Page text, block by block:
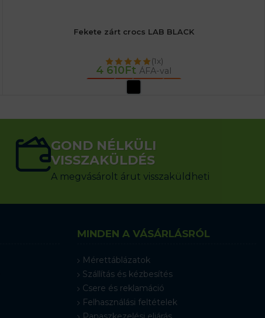
Fekete zárt crocs LAB BLACK
(1x)
4 610Ft ÁFA-val
OPCIÓK VÁLASZTÁSA
GOND NÉLKÜLI
VISSZAKÜLDÉS
A megvásárolt árut visszaküldheti
MINDEN A VÁSÁRLÁSRÓL
Mérettáblázatok
Szállítás és kézbesítés
Csere és reklamáció
Felhasználási feltételek